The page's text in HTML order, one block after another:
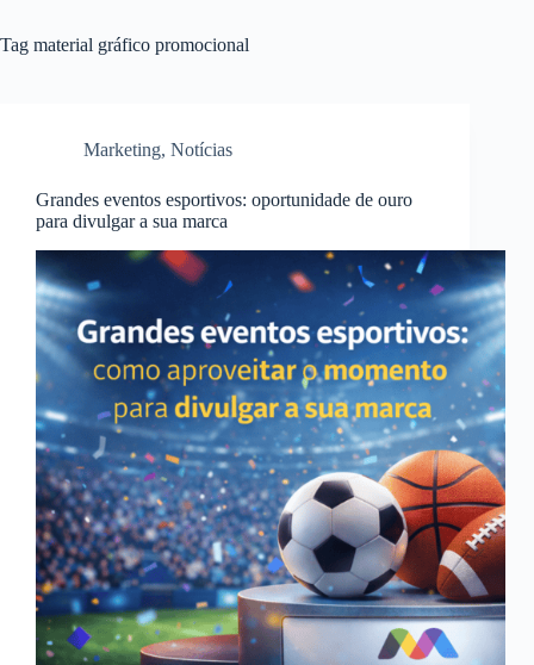
Tag material gráfico promocional
Marketing, Notícias
Grandes eventos esportivos: oportunidade de ouro
para divulgar a sua marca